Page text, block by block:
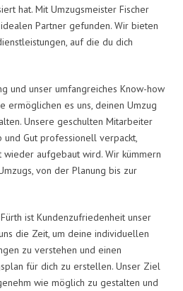
hat. Mit Umzugsmeister Fischer
Partner gefunden. Wir bieten
auf die du dich
und unser umfangreiches Know-how
ermöglichen es uns, deinen Umzug
Unsere geschulten Mitarbeiter
und Gut professionell verpackt,
aufgebaut wird. Wir kümmern
von der Planung bis zur
ist Kundenzufriedenheit unser
die Zeit, um deine individuellen
zu verstehen und einen
für dich zu erstellen. Unser Ziel
wie möglich zu gestalten und